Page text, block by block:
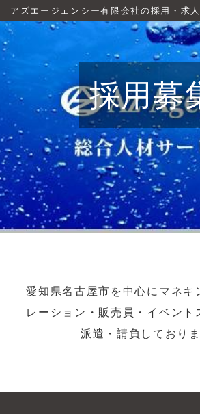
アズエージェンシー有限会社の採用・求
採用募
愛知県名古屋市を中心にマネキ
レーション・販売員・イベント
派遣・請負しておりま